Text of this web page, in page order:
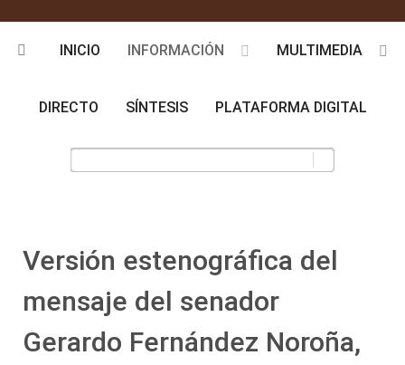
INICIO INFORMACIÓN MULTIMEDIA
DIRECTO SÍNTESIS PLATAFORMA DIGITAL
Versión estenográfica del
mensaje del senador
Gerardo Fernández Noroña,